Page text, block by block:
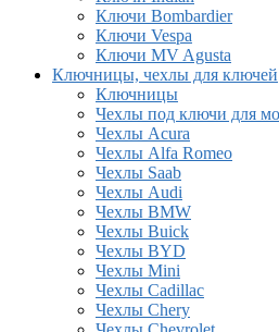
Ключи Bombardier
Ключи Vespa
Ключи MV Agusta
Ключницы, чехлы для ключей
Ключницы
Чехлы под ключи для
Чехлы Acura
Чехлы Alfa Romeo
Чехлы Saab
Чехлы Audi
Чехлы BMW
Чехлы Buick
Чехлы BYD
Чехлы Mini
Чехлы Cadillac
Чехлы Chery